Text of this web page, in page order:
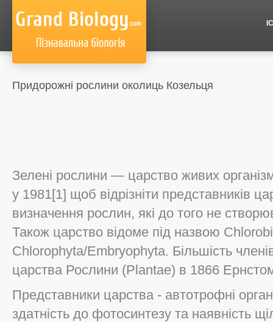
Придорожні рослини околиць Козельця
Зелені рослини — царство живих
у 1981[1] щоб відрізніти представників
визначення рослин, які до того не
Також царство відоме під назвою
Chlorophyta/Embryophyta. Більшість
царства Рослини (Plantae) в 1866
Представники царства - автотрофні
здатність до фотосинтезу та наявність